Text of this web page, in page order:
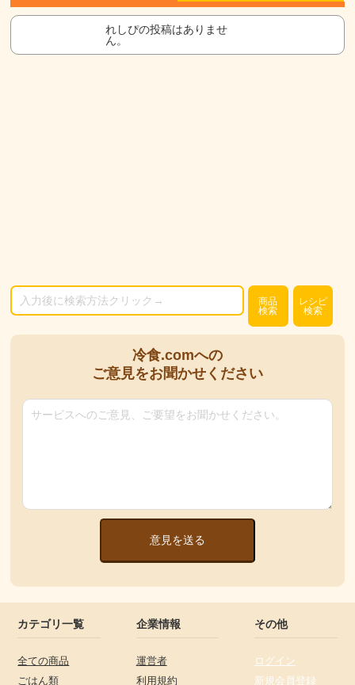
れしぴの投稿はありませ
ん。
商品
検索
レシピ
検索
冷食.comへの
ご意見をお聞かせください
意見を送る
カテゴリ一覧
全ての商品
ごはん類
企業情報
運営者
利用規約
その他
ログイン
新規会員登録